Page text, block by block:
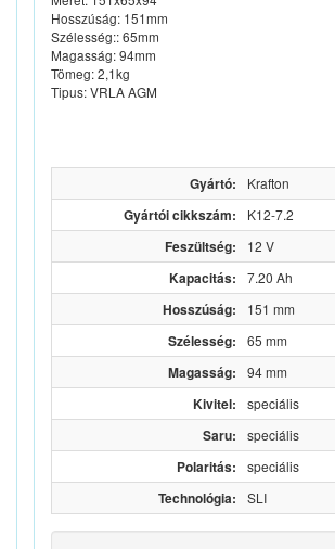
Hosszúság: 151mm
Szélesség:: 65mm
Magasság: 94mm
Tömeg: 2,1kg
Tipus: VRLA AGM
Gyártó: Krafton
Gyártói cikkszám: K12-7.2
Feszültség: 12 V
Kapacitás: 7.20 Ah
Hosszúság: 151 mm
Szélesség: 65 mm
Magasság: 94 mm
Kivitel: speciális
Saru: speciális
Polaritás: speciális
Technológia: SLI